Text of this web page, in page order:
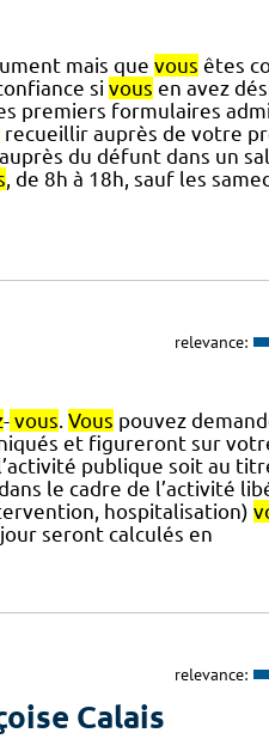
mais que vous êtes
si vous en avez
premiers formulaires
recueillir auprès de votre
du défunt dans un
, de 8h à 18h, sauf les
relevance:
- vous. Vous pouvez
et figureront sur
publique soit au
le cadre de l’activité
hospitalisation)
seront calculés en
relevance:
Calais